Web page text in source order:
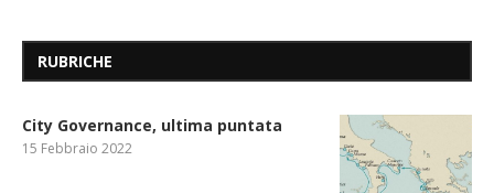
RUBRICHE
City Governance, ultima puntata
15 Febbraio 2022